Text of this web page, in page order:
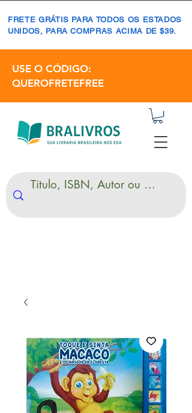
FRETE GRÁTIS PARA TODOS OS ESTADOS
UNIDOS, PARA COMPRAS ACIMA DE $39.
USE O CÓDIGO:
QUEROFRETEFREE